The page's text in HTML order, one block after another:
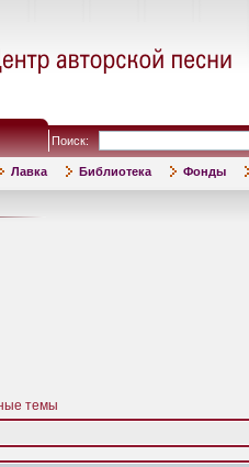
Поиск:
Лавка Библиотека Фонды
темы